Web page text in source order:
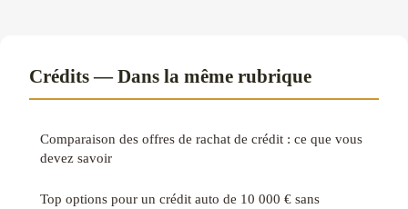
Crédits — Dans la même rubrique
Comparaison des offres de rachat de crédit : ce que vous
devez savoir
Top options pour un crédit auto de 10 000 € sans